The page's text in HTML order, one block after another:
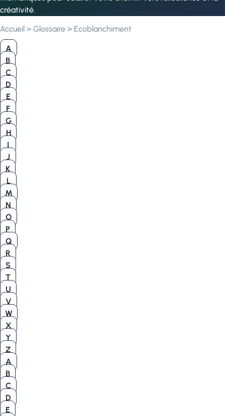
créativité.
Accueil > Glossaire > Ecoblanchiment
A
B
C
D
E
F
G
H
I
J
K
L
M
N
O
P
Q
R
S
T
U
V
W
X
Y
Z
A
B
C
D
E